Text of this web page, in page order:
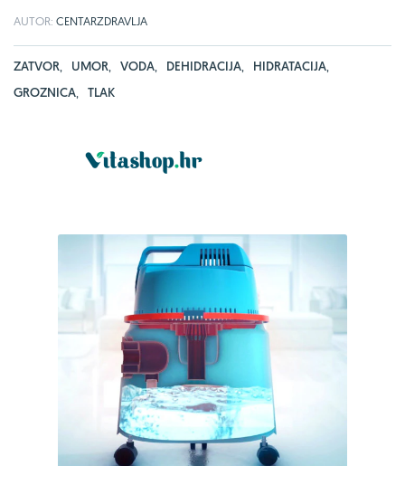
AUTOR: CENTARZDRAVLJA
ZATVOR, UMOR, VODA, DEHIDRACIJA, HIDRATACIJA,
GROZNICA, TLAK